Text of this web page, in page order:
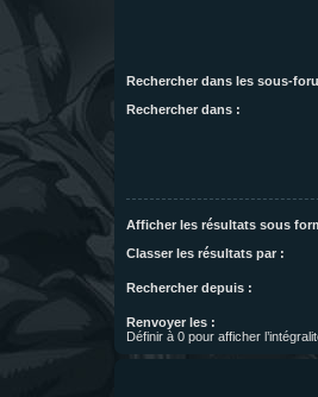
Rechercher dans les sous-
Rechercher dans :
Afficher les résultats sous
Classer les résultats par :
Rechercher depuis :
Renvoyer les :
Définir à 0 pour afficher